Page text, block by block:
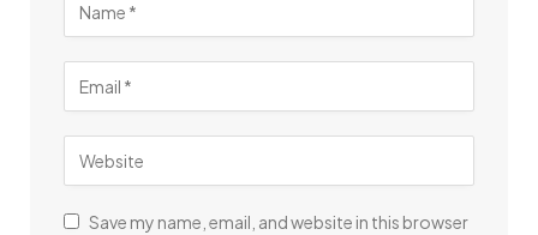
Save my name, email, and website in this browser